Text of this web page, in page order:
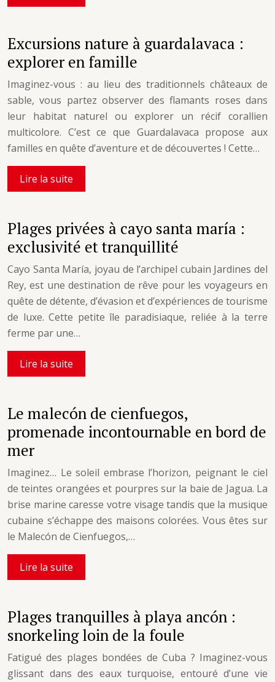
Excursions nature à guardalavaca :
explorer en famille
Imaginez-vous : au lieu des traditionnels châteaux de
sable, vous partez observer des flamants roses dans
leur habitat naturel ou explorer un récif corallien
multicolore. C’est ce que Guardalavaca propose aux
familles en quête d’aventure et de découvertes ! Cette…
Lire la suite
Plages privées à cayo santa maría :
exclusivité et tranquillité
Cayo Santa María, joyau de l’archipel cubain Jardines del
Rey, est une destination de rêve pour les voyageurs en
quête de détente, d’évasion et d’expériences de tourisme
de luxe. Cette petite île paradisiaque, reliée à la terre
ferme par une…
Lire la suite
Le malecón de cienfuegos,
promenade incontournable en bord de
mer
Imaginez… Le soleil embrase l’horizon, peignant le ciel
de teintes orangées et pourpres sur la baie de Jagua. La
brise marine caresse votre visage tandis que la musique
cubaine s’échappe des maisons colorées. Vous êtes sur
le Malecón de Cienfuegos,…
Lire la suite
Plages tranquilles à playa ancón :
snorkeling loin de la foule
Fatigué des plages bondées de Cuba ? Imaginez-vous
glissant dans des eaux turquoise, entouré d’une vie